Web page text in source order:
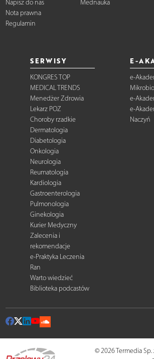
Napisz do nas
Nota prawna
Regulamin
Mednauka
SERWISY
KONGRES TOP
MEDICAL TRENDS
Menedżer Zdrowia
Lekarz POZ
Choroby rzadkie
Dermatologia
Diabetologia
Onkologia
Neurologia
Reumatologia
Kardiologia
Gastroenterologia
Pulmonologia
Ginekologia
Kurier Medyczny
Zalecenia i
rekomendacje
e-Praktyka Leczenia
Ran
Warto wiedzieć
Biblioteka podcastów
E-
e-
e-
e-
Naczyń
© 2026 Termedia Sp.